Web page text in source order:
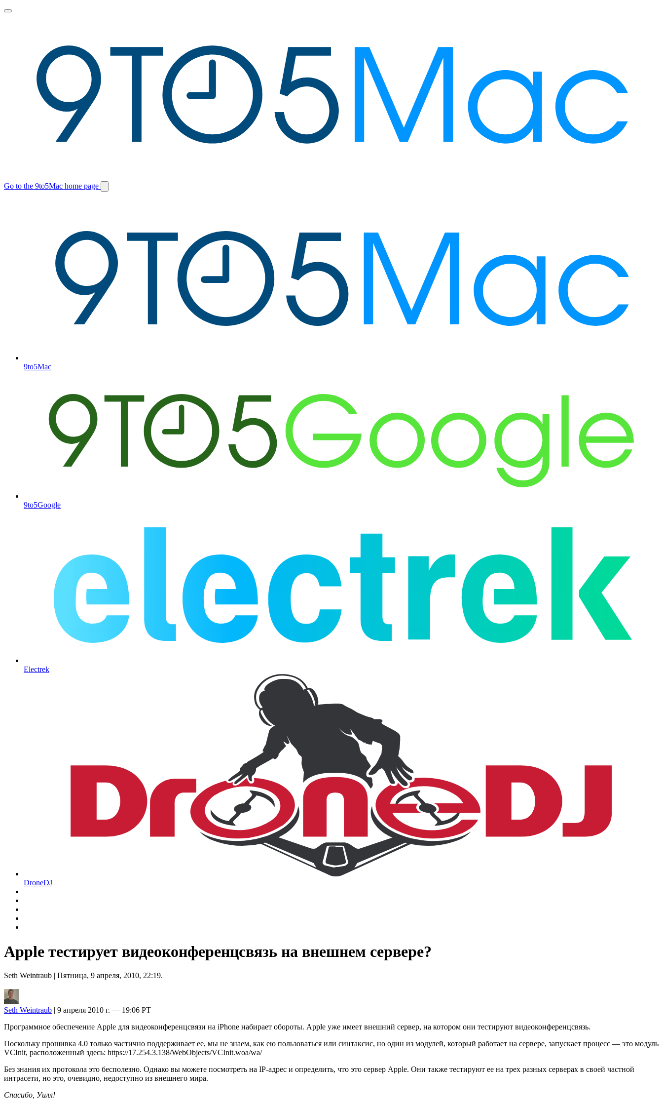
Toggle
Go to the 9to5Mac home page
Switch
9to5Mac
9to5Google
Electrek
DroneDJ
Apple тестирует видеоконференцсвязь на внешнем сервере?
Seth Weintraub | Пятница, 9 апреля, 2010, 22:19.
Seth Weintraub | 9 апреля 2010 г. — 19:06 PT
Программное обеспечение Apple для видеоконференцсвязи на iPhone набирает обороты. Apple уже имеет внешний сервер, на котором они тестируют видеоконференцсвязь.
Поскольку прошивка 4.0 только частично поддерживает ее, мы не знаем, как ею пользоваться или синтаксис, но один из модулей, который работает на сервере, запускает процесс — это модуль
VCInit, расположенный здесь: https://17.254.3.138/WebObjects/VCInit.woa/wa/
Без знания их протокола это бесполезно. Однако вы можете посмотреть на IP-адрес и определить, что это сервер Apple. Они также тестируют ее на трех разных серверах в своей частной
интрасети, но это, очевидно, недоступно из внешнего мира.
Спасибо, Уилл!